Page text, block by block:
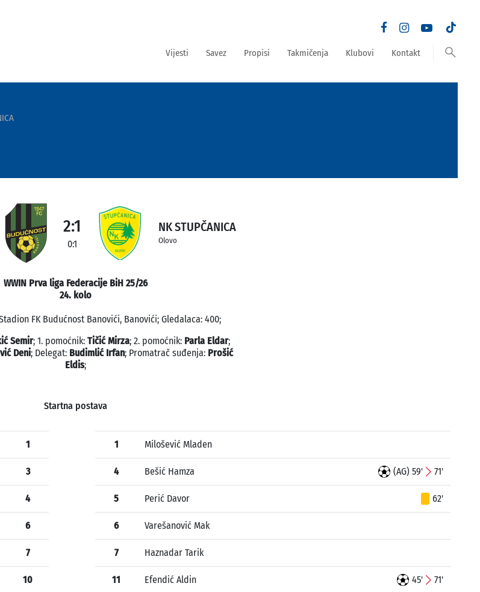
Vijesti Savez Propisi Takmičenja Klubovi Kontakt search
2:1
0:1
NK STUPČANICA
Olovo
WWIN Prva liga Federacije BiH 25/26
24. kolo
Stadion FK Budućnost Banovići, Banovići; Gledalaca: 400;
Semir; 1. pomoćnik: Tičić Mirza; 2. pomoćnik: Parla Eldar;
Deni; Delegat: Budimlić Irfan; Promatrač suđenja: Prošić
Eldis;
Startna postava
1
3
4
6
7
10
1 Milošević Mladen
4 Bešić Hamza (AG) 59' 71'
5 Perić Davor 62'
6 Varešanović Mak
7 Haznadar Tarik
11 Efendić Aldin 45' 71'